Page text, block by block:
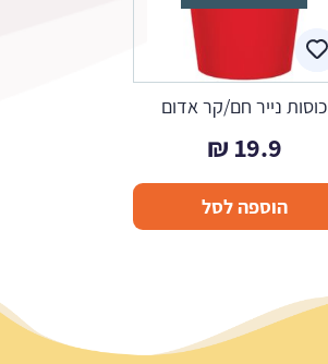
כוסות נייר חם/קר אדום
19.9
₪
הוספה לסל